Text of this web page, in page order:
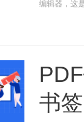
编辑器，这
书